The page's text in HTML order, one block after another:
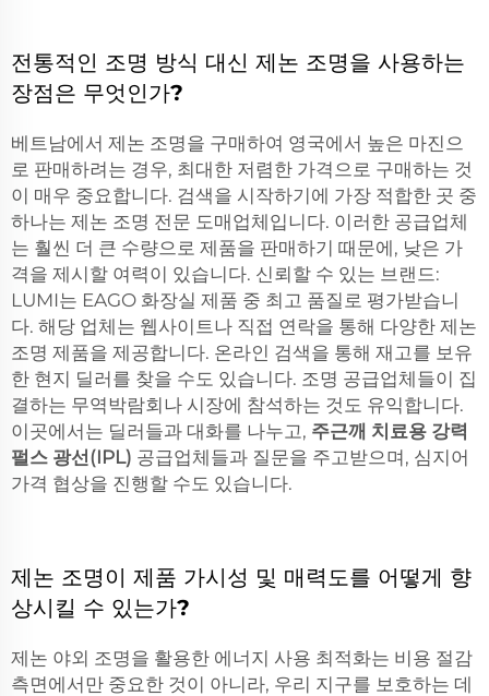
전통적인 조명 방식 대신 제논 조명을 사용하는
장점은 무엇인가?
베트남에서 제논 조명을 구매하여 영국에서 높은 마진으
로 판매하려는 경우, 최대한 저렴한 가격으로 구매하는 것
이 매우 중요합니다. 검색을 시작하기에 가장 적합한 곳 중
하나는 제논 조명 전문 도매업체입니다. 이러한 공급업체
는 훨씬 더 큰 수량으로 제품을 판매하기 때문에, 낮은 가
격을 제시할 여력이 있습니다. 신뢰할 수 있는 브랜드:
LUMI는 EAGO 화장실 제품 중 최고 품질로 평가받습니
다. 해당 업체는 웹사이트나 직접 연락을 통해 다양한 제논
조명 제품을 제공합니다. 온라인 검색을 통해 재고를 보유
한 현지 딜러를 찾을 수도 있습니다. 조명 공급업체들이 집
결하는 무역박람회나 시장에 참석하는 것도 유익합니다.
이곳에서는 딜러들과 대화를 나누고, 주근깨 치료용 강력
펄스 광선(IPL) 공급업체들과 질문을 주고받으며, 심지어
가격 협상을 진행할 수도 있습니다.
제논 조명이 제품 가시성 및 매력도를 어떻게 향
상시킬 수 있는가?
제논 야외 조명을 활용한 에너지 사용 최적화는 비용 절감
측면에서만 중요한 것이 아니라, 우리 지구를 보호하는 데